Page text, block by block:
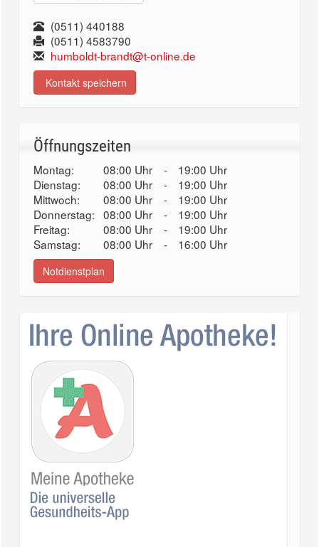
(0511) 440188
(0511) 4583790
humboldt-brandt@t-online.de
Kontakt speichern
Öffnungszeiten
Montag: 08:00 Uhr -
19:00 Uhr
Dienstag:
08:00 Uhr -
19:00 Uhr
Mittwoch:
08:00 Uhr -
19:00 Uhr
Donnerstag: 08:00 Uhr -
19:00 Uhr
Freitag:
08:00 Uhr -
19:00 Uhr
Samstag:
08:00 Uhr - 16:00 Uhr
Notdienstplan